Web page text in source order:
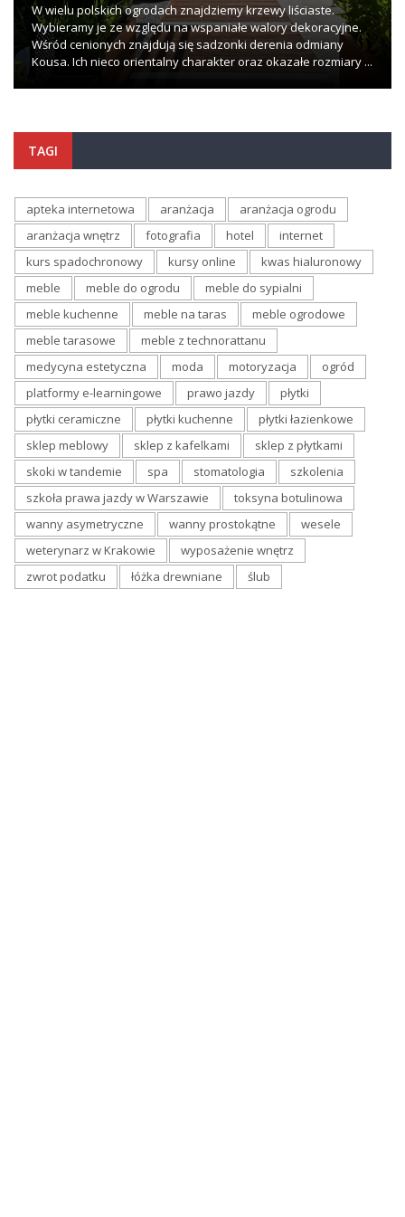
W wielu polskich ogrodach znajdziemy krzewy liściaste.
Wybieramy je ze względu na wspaniałe walory dekoracyjne.
Wśród cenionych znajdują się sadzonki derenia odmiany
Kousa. Ich nieco orientalny charakter oraz okazałe rozmiary ...
TAGI
apteka internetowa aranżacja
aranżacja ogrodu
aranżacja wnętrz
fotografia hotel
internet
kurs spadochronowy
kursy online
kwas hialuronowy
meble
meble do ogrodu
meble do sypialni
meble kuchenne
meble na taras
meble ogrodowe
meble tarasowe
meble z technorattanu
medycyna estetyczna
moda motoryzacja
ogród
platformy e-learningowe
prawo jazdy
płytki
płytki ceramiczne
płytki kuchenne
płytki łazienkowe
sklep meblowy
sklep z kafelkami
sklep z płytkami
skoki w tandemie
spa stomatologia
szkolenia
szkoła prawa jazdy w Warszawie
toksyna botulinowa
wanny asymetryczne
wanny prostokątne
wesele
weterynarz w Krakowie
wyposażenie wnętrz
zwrot podatku
łóżka drewniane ślub